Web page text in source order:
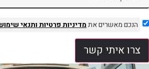
הנכם מאשרים אתמדיניות פרטיותותנאי שימוש
צרו איתי קשר